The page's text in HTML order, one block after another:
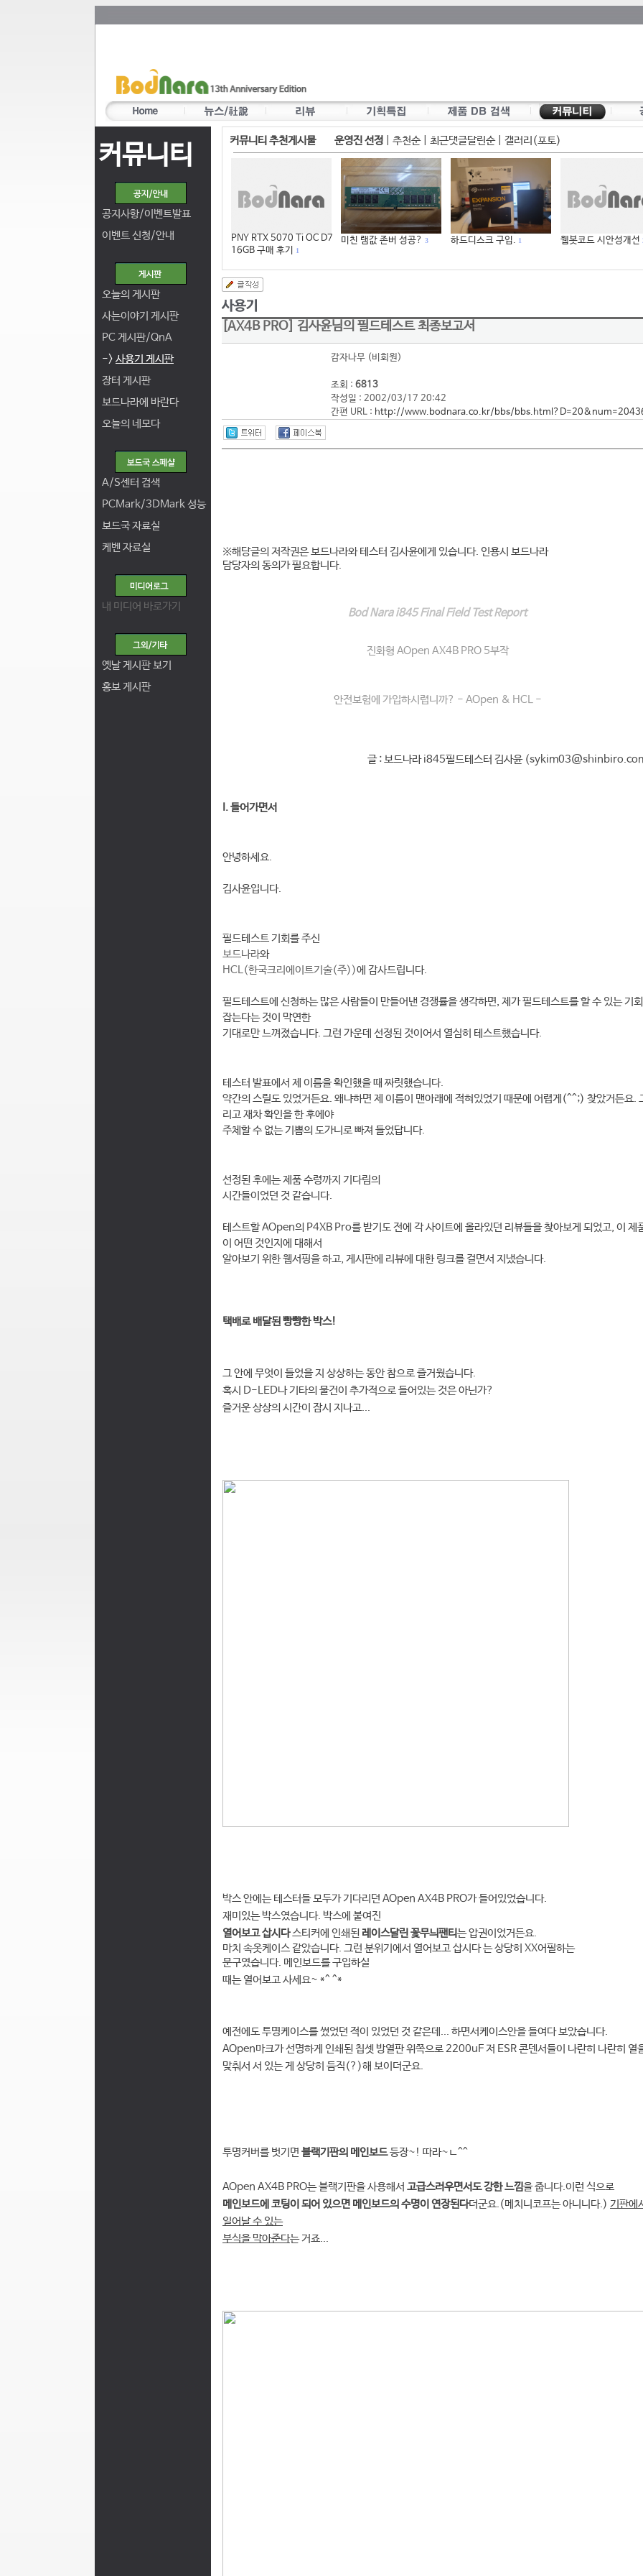
커뮤니티
공지사항/이벤트발표
이벤트 신청/안내
오늘의 게시판
사는이야기 게시판
PC 게시판/QnA
-> 사용기 게시판
장터 게시판
보드나라에 바란다
오늘의 네모다
A/S센터 검색
PCMark/3DMark 성능
보드국 자료실
케벤 자료실
내 미디어 바로가기
옛날 게시판 보기
홍보 게시판
커뮤니티 추천게시물 운영진 선정 추천순| 최근댓글달린순| 갤러리(포토)
PNY RTX 5070 Ti OC D7
16GB 구매 후기
1
미친 램값 존버 성공? 3 하드디스크 구입. 1 웹봇코드 시안성개선
[AX4B PRO] 김사윤님의 필드테스트 최종보고서
감자나무 (비회원)
조회 : 6813
작성일 : 2002/03/17 20:42
간편 URL : http://www.bodnara.co.kr/bbs/
※해당글의 저작권은 보드나라와 테스터 김사윤에게 있습니다. 인용시 보드나라
담당자의 동의가 필요합니다.
Bod Nara i845 Final Field Test Report
진화형 AOpen AX4B PRO 5부작
안전보험에 가입하시렵니까? - AOpen & HCL -
글 : 보드나라 i845필드테스터 김사윤
I. 들어가면서
안녕하세요.
김사윤입니다.
필드테스트 기회를 주신
보드나라와
HCL(한국크리에이트기술(주))에 감사드립니다.
필드테스트에 신청하는 많은 사람들이 만들어낸 경쟁률을 생각하면, 제가 필드테스트를 할 수 있는 기
잡는다는 것이 막연한
기대로만 느껴졌습니다. 그런 가운데 선정된 것이어서 열심히 테스트했습니다.
테스터 발표에서 제 이름을 확인했을 때 짜릿했습니다.
약간의 스릴도 있었거든요. 왜냐하면 제 이름이 맨아래에 적혀있었기 때문에 어렵게(^^;) 찾았거든요.
리고 재차 확인을 한 후에야
주체할 수 없는 기쁨의 도가니로 빠져 들었답니다.
선정된 후에는 제품 수령까지 기다림의
시간들이었던 것 같습니다.
테스트할 AOpen의 P4XB Pro를 받기도 전에 각 사이트에 올라있던 리뷰들을 찾아보게 되었고, 이 제
이 어떤 것인지에 대해서
알아보기 위한 웹서핑을 하고, 게시판에 리뷰에 대한 링크를 걸면서 지냈습니다.
택배로 배달된 빵빵한 박스!
그 안에 무엇이 들었을 지 상상하는 동안 참으로 즐거웠습니다.
혹시 D-LED나 기타의 물건이 추가적으로 들어있는 것은 아닌가?
즐거운 상상의 시간이 잠시 지나고...
박스 안에는 테스터들 모두가 기다리던 AOpen AX4B PRO가 들어있었습니다.
재미있는 박스였습니다. 박스에 붙여진
열어보고 삽시다스티커에 인쇄된 레이스달린 꽃무늬팬티는 압권이었거든요.
마치 속옷케이스 같았습니다. 그런 분위기에서 열어보고 삽시다 는 상당히 XX어필하는
문구였습니다. 메인보드를 구입하실
때는 열어보고 사세요~ *^ ^*
예전에도 투명케이스를 썼었던 적이 있었던 것 같은데... 하면서케이스안을 들여다 보았습니다.
AOpen마크가 선명하게 인쇄된 칩셋 방열판 위쪽으로 2200uF 저 ESR 콘덴서들이 나란히 나란히 열
맞춰서 서 있는 게 상당히 듬직(?)해 보이더군요.
투명커버를 벗기면 블랙기판의 메인보드등장~! 따라~ㄴ^^
AOpen AX4B PRO는 블랙기판을 사용해서 고급스러우면서도 강한 느낌을 줍니다.이런 식으로
메인보드에 코팅이 되어 있으면 메인보드의 수명이 연장된다더군요.(메치니코프는 아니니다.) 기판에
일어날 수 있는
부식을 막아준다는 거죠...